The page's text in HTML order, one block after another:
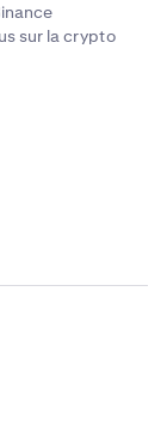
sur la crypto